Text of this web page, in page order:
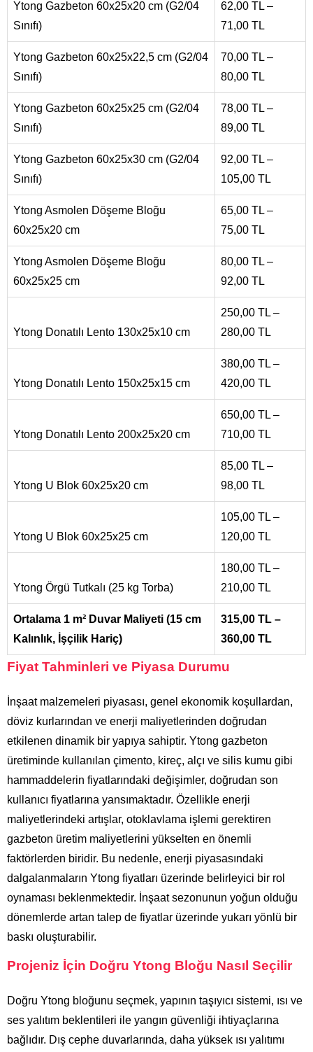
Ytong Gazbeton 60x25x20 cm (G2/04
Sınıfı)
62,00 TL –
71,00 TL
Ytong Gazbeton 60x25x22,5 cm (G2/04
Sınıfı)
70,00 TL –
80,00 TL
Ytong Gazbeton 60x25x25 cm (G2/04
Sınıfı)
78,00 TL –
89,00 TL
Ytong Gazbeton 60x25x30 cm (G2/04
Sınıfı)
92,00 TL –
105,00 TL
Ytong Asmolen Döşeme Bloğu
60x25x20 cm
65,00 TL –
75,00 TL
Ytong Asmolen Döşeme Bloğu
60x25x25 cm
80,00 TL –
92,00 TL
Ytong Donatılı Lento 130x25x10 cm
250,00 TL –
280,00 TL
Ytong Donatılı Lento 150x25x15 cm
380,00 TL –
420,00 TL
Ytong Donatılı Lento 200x25x20 cm
650,00 TL –
710,00 TL
Ytong U Blok 60x25x20 cm
85,00 TL –
98,00 TL
Ytong U Blok 60x25x25 cm
105,00 TL –
120,00 TL
Ytong Örgü Tutkalı (25 kg Torba)
180,00 TL –
210,00 TL
Ortalama 1 m² Duvar Maliyeti (15 cm
Kalınlık, İşçilik Hariç)
315,00 TL –
360,00 TL
Fiyat Tahminleri ve Piyasa Durumu
İnşaat malzemeleri piyasası, genel ekonomik koşullardan,
döviz kurlarından ve enerji maliyetlerinden doğrudan
etkilenen dinamik bir yapıya sahiptir. Ytong gazbeton
üretiminde kullanılan çimento, kireç, alçı ve silis kumu gibi
hammaddelerin fiyatlarındaki değişimler, doğrudan son
kullanıcı fiyatlarına yansımaktadır. Özellikle enerji
maliyetlerindeki artışlar, otoklavlama işlemi gerektiren
gazbeton üretim maliyetlerini yükselten en önemli
faktörlerden biridir. Bu nedenle, enerji piyasasındaki
dalgalanmaların Ytong fiyatları üzerinde belirleyici bir rol
oynaması beklenmektedir. İnşaat sezonunun yoğun olduğu
dönemlerde artan talep de fiyatlar üzerinde yukarı yönlü bir
baskı oluşturabilir.
Projeniz İçin Doğru Ytong Bloğu Nasıl Seçilir
Doğru Ytong bloğunu seçmek, yapının taşıyıcı sistemi, ısı ve
ses yalıtım beklentileri ile yangın güvenliği ihtiyaçlarına
bağlıdır. Dış cephe duvarlarında, daha yüksek ısı yalıtımı